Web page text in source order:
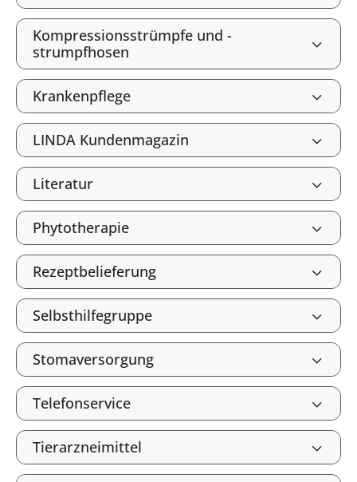
Kompressionsstrümpfe und -
strumpfhosen
Krankenpflege
LINDA Kundenmagazin
Literatur
Phytotherapie
Rezeptbelieferung
Selbsthilfegruppe
Stomaversorgung
Telefonservice
Tierarzneimittel